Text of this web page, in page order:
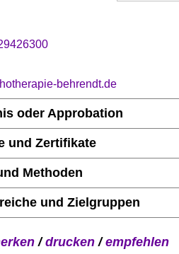
behrendt.de
oder Approbation
und Zertifikate
Methoden
und Zielgruppen
/drucken/empfehlen